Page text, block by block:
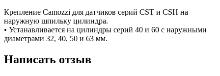
Крепление Camozzi для датчиков серий CST и CSH на
наружную шпильку цилиндра.
• Устанавливается на цилиндры серий 40 и 60 с наружными
диаметрами 32, 40, 50 и 63 мм.
Написать отзыв